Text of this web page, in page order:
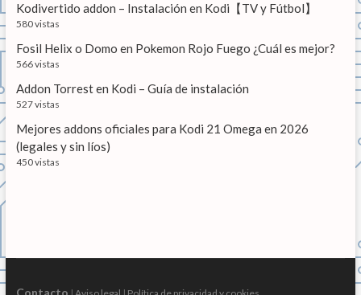
Kodivertido addon – Instalación en Kodi【TV y Fútbol】
580 vistas
Fosil Helix o Domo en Pokemon Rojo Fuego ¿Cuál es mejor?
566 vistas
Addon Torrest en Kodi – Guía de instalación
527 vistas
Mejores addons oficiales para Kodi 21 Omega en 2026
(legales y sin líos)
450 vistas